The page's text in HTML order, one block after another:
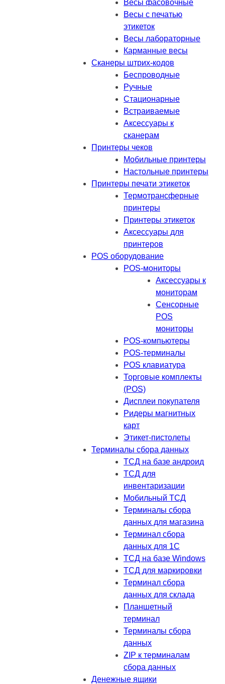
Весы фасовочные
Весы с печатью
этикеток
Весы лабораторные
Карманные весы
Сканеры штрих-кодов
Беспроводные
Ручные
Стационарные
Встраиваемые
Аксессуары к
сканерам
Принтеры чеков
Мобильные принтеры
Настольные принтеры
Принтеры печати этикеток
Термотрансферные
принтеры
Принтеры этикеток
Аксессуары для
принтеров
POS оборудование
POS-мониторы
Аксессуары к
мониторам
Сенсорные
POS
мониторы
POS-компьютеры
POS-терминалы
POS клавиатура
Торговые комплекты
(POS)
Дисплеи покупателя
Ридеры магнитных
карт
Этикет-пистолеты
Терминалы сбора данных
ТСД на базе андроид
ТСД для
инвентаризации
Мобильный ТСД
Терминалы сбора
данных для магазина
Терминал сбора
данных для 1C
ТСД на базе Windows
ТСД для маркировки
Терминал сбора
данных для склада
Планшетный
терминал
Терминалы сбора
данных
ZIP к терминалам
сбора данных
Денежные ящики